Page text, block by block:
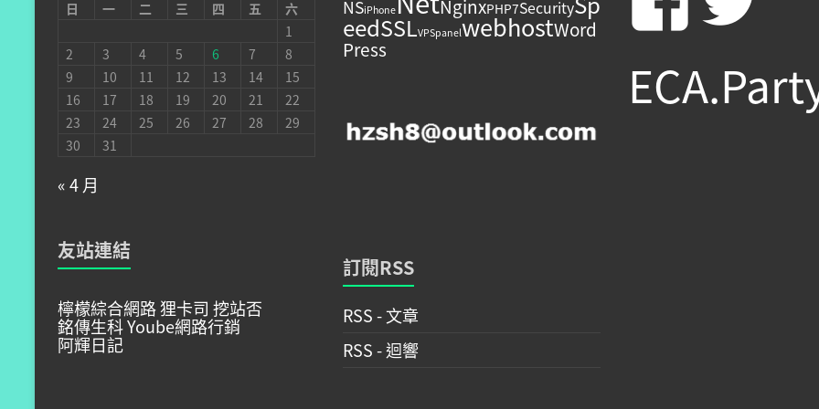
日 一 二 三 四 五
六
1
2
3 4 5 6 7
8
9
10 11 12 13 14
15
16
17 18 19 20 21
22
23
24 25 26 27 28
29
30
31
« 4 月
友站連結
檸檬綜合網路狸卡司 挖站否
銘傳生科Yoube網路行銷
阿輝日記
NSiPhone NginxPHP7Security
eedSSLVPSpanelwebhostWord
Press
訂閱RSS
RSS - 文章
RSS - 迴響
看